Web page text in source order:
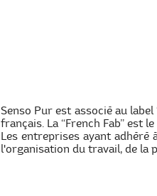
Senso Pur est associé au
français. La “French Fab” est
Les entreprises ayant adhéré
l'organisation du travail, de la